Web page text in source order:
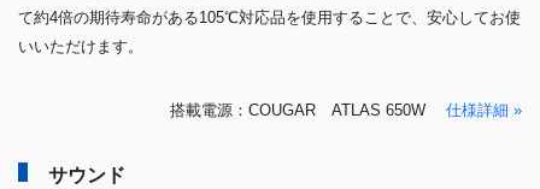
て約4倍の期待寿命がある105℃対応品を使用することで、安心してお使
いいただけます。
搭載電源：COUGAR ATLAS 650W 仕様詳細 »
サウンド